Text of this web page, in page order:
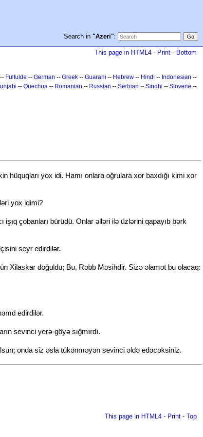
Search in "Azeri":
This page in HTML4 - Print - Bottom
-- Fulfulde -- German -- Greek -- Guarani -- Hebrew -- Hindi -- Indonesian --
-- Quechua -- Romanian -- Russian -- Serbian -- Sindhi -- Slovene --
hüquqları yox idi. Hamı onlara oğrulara xor baxdığı kimi xor
yox idimi?
işıq çobanları bürüdü. Onlar əlləri ilə üzlərini qapayıb bərk
seyr edirdilər.
Xilaskar doğuldu; Bu, Rəbb Məsihdir. Sizə əlamət bu olacaq:
edirdilər.
sevinci yerə-göyə sığmırdı.
onda siz əsla tükənməyən sevinci əldə edəcəksiniz.
This page in HTML4 - Print - Top